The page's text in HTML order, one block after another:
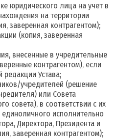
юридического лица на учет в
на территории
заверенная контрагентом);
(копия, заверенная
внесенные в учредительные
контрагентом), если
Устава;
учредителей (решение
или Совета
совета), в соответствии с их
исполнительно
Директора, Президента и
заверенная контрагентом);